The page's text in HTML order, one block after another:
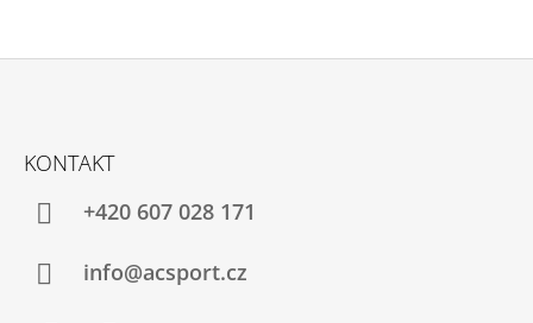
KONTAKT
+420 607 028 171
info@acsport.cz